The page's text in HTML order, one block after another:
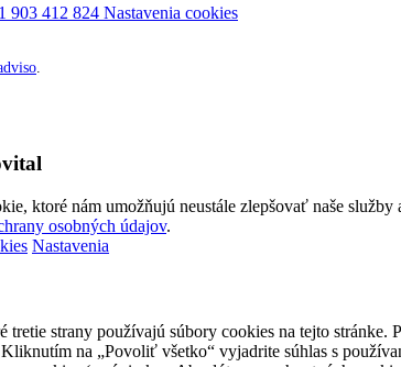
903 412 824 Nastavenia cookies
ktoré nám umožňujú neustále zlepšovať naše
osobných údajov.
Nastavenia
strany používajú súbory cookies na tejto stránke.
na „Povoliť všetko“ vyjadrite súhlas s